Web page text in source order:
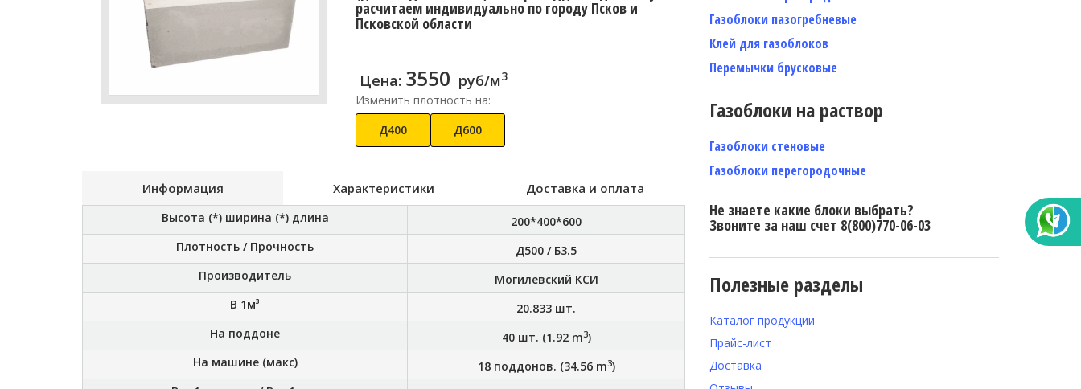
расчитаем индивидуально по городу Псков и
Псковской области
Цена: 3550 руб/м3
Изменить плотность на:
Д400
Д600
Информация Характеристики Доставка и оплата
Высота (*) ширина (*) длина
200*400*600
Плотность / Прочность
Д500 / Б3.5
Производитель
Могилевский КСИ
В 1м³
20.833 шт.
На поддоне
40шт. (1.92m3)
На машине (макс)
18поддонов. (34.56m3)
Газоблоки пазогребневые
Клей для газоблоков
Перемычки брусковые
Газоблоки на раствор
Газоблоки стеновые
Газоблоки перегородочные
Не знаете какие блоки выбрать?
Звоните за наш счет 8(800)770-06-03
Полезные разделы
Каталог продукции
Прайс-лист
Доставка